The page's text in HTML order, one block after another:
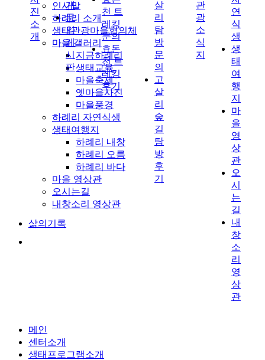
인사말
하례리 소개
생태관광마을협의체
마을 갤러리
지금하례리
생태교육
마을축제
옛마을사진
마을풍경
하례리 자연식생
생태여행지
하례리 내창
하례리 오름
하례리 바다
마을 영상관
오시는길
내창소리 영상관
삶의기록
진
소
개
개
문
의
게
시
판
천 트
레킹
문의
효돈
천 트
레킹
후기
살
리
탐
방
문
의
고
살
리
숲
길
탐
방
후
기
관
광
소
식
지
연
식
생
생
태
여
행
지
마
을
영
상
관
오
시
는
길
내
창
소
리
영
상
관
메인
센터소개
생태프로그램소개